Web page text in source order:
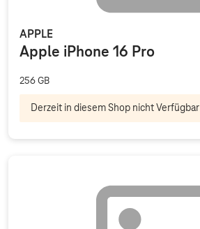
APPLE
Apple iPhone 16 Pro
256 GB
Derzeit in diesem Shop nicht Verfügbar